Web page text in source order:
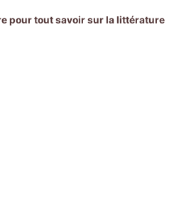
pour tout savoir sur la littérature